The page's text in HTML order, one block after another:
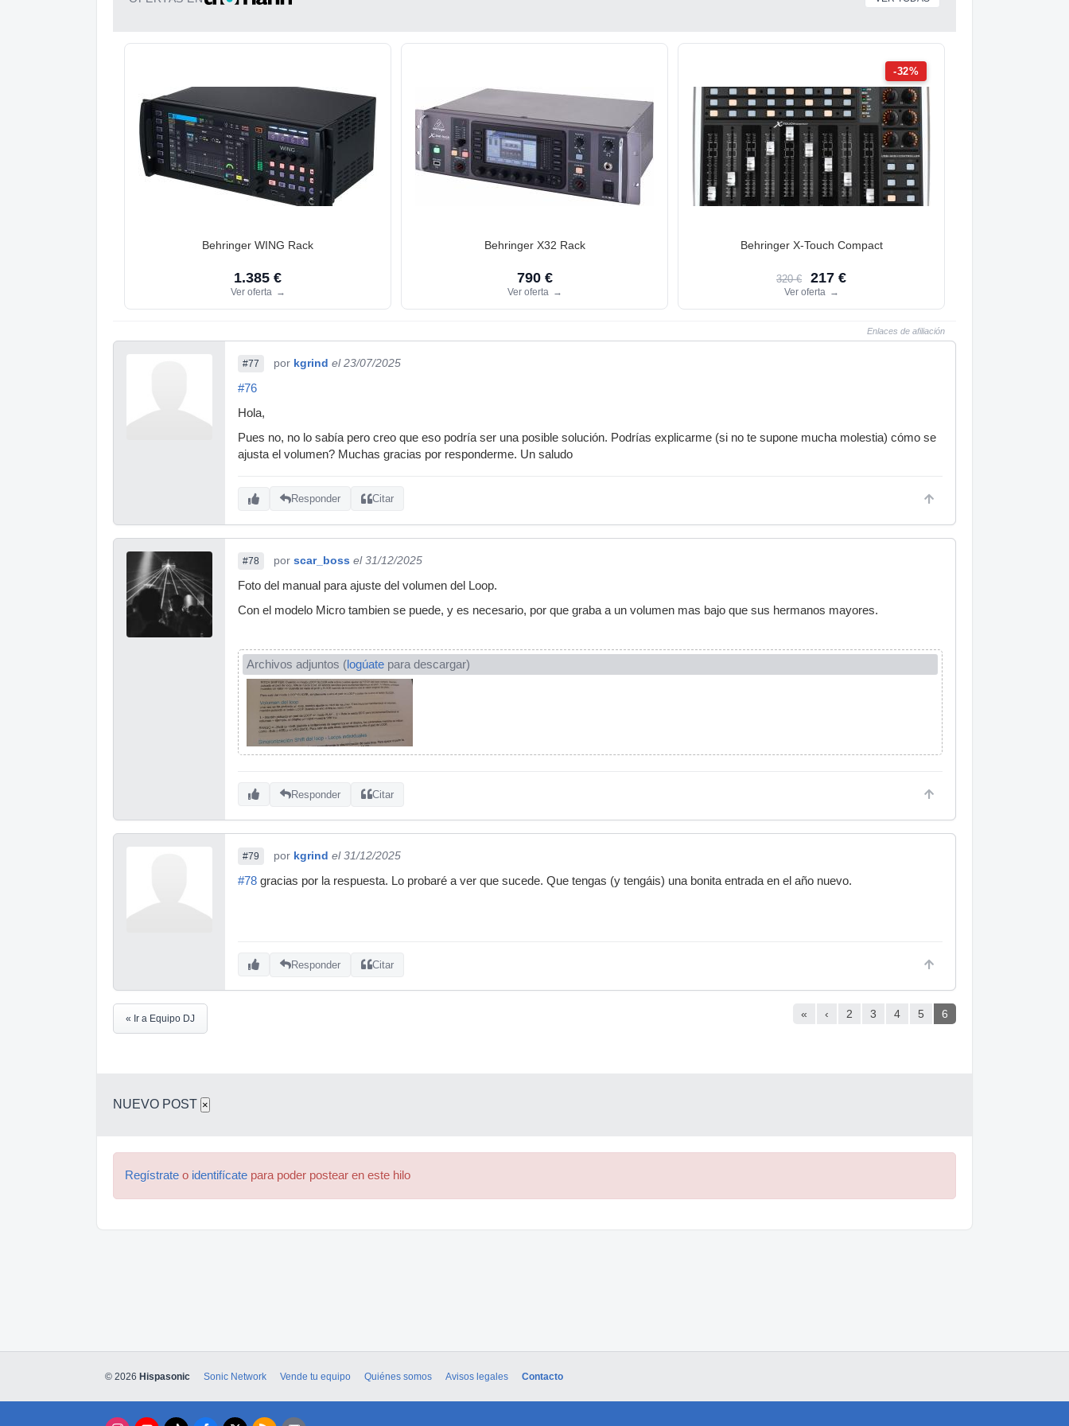
Behringer WING Rack
1.385 €
Ver oferta →
Behringer X32 Rack
790 €
Ver oferta →
-32%
Behringer X-Touch Compact
320 € 217 €
Ver oferta →
Enlaces de afiliación
#77 por kgrind el 23/07/2025
#76
Hola,
Pues no, no lo sabía pero creo que eso podría ser una posible solución. Podrías explicarme (si no te supone mucha molestia) cómo se
ajusta el volumen? Muchas gracias por responderme. Un saludo
Responder Citar
#78 por scar_boss el 31/12/2025
Foto del manual para ajuste del volumen del Loop.
Con el modelo Micro tambien se puede, y es necesario, por que graba a un volumen mas bajo que sus hermanos mayores.
Archivos adjuntos (logúate para descargar)
Responder Citar
#79 por kgrind el 31/12/2025
#78 gracias por la respuesta. Lo probaré a ver que sucede. Que tengas (y tengáis) una bonita entrada en el año nuevo.
Responder Citar
« ‹ 2 3 4 5 6
« Ir a Equipo DJ
NUEVO POST ×
Regístrate o identifícate para poder postear en este hilo
© 2026 Hispasonic Sonic Network Vende tu equipo Quiénes somos Avisos legales Contacto